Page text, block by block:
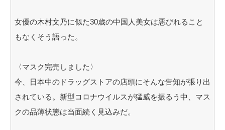
女優の木村文乃に似た30歳の中国人美女は悪びれること
もなくそう語った。
〈マスク完売しました〉
今、日本中のドラッグストアの店頭にそんな告知が張り出
されている。新型コロナウイルスが猛威を振るう中、マス
クの品薄状態は当面続く見込みだ。